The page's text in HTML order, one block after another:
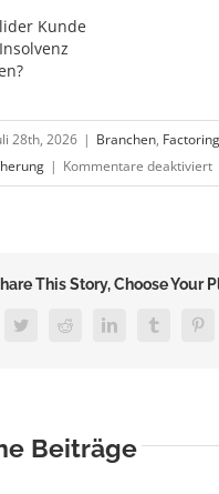
Kunde
28th, 2026 | Branchen, Factoring
| Kommentare deaktiviertfür
This Story, Choose Your
TwitterReddit LinkedInTumblr
Beiträge